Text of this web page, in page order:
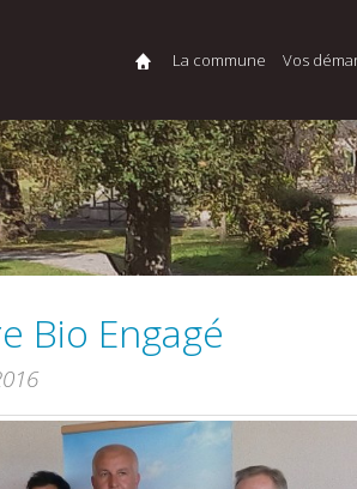
La commune Vos
Bio Engagé